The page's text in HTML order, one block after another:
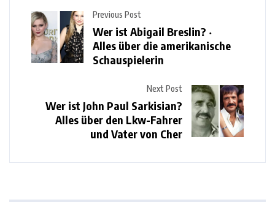
Previous Post
Wer ist Abigail Breslin? ‧
Alles über die amerikanische
Schauspielerin
Next Post
Wer ist John Paul Sarkisian?
Alles über den Lkw-Fahrer
und Vater von Cher